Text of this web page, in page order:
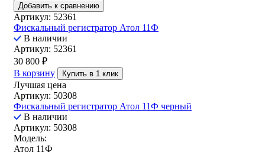
Добавить к сравнению
Артикул: 52361
Фискальный регистратор Атол 11Ф
В наличии
Артикул: 52361
30 800 ₽
В корзину
Купить в 1 клик
Лучшая цена
Артикул: 50308
Фискальный регистратор Атол 11Ф черный
В наличии
Артикул: 50308
Модель:
Атол 11Ф